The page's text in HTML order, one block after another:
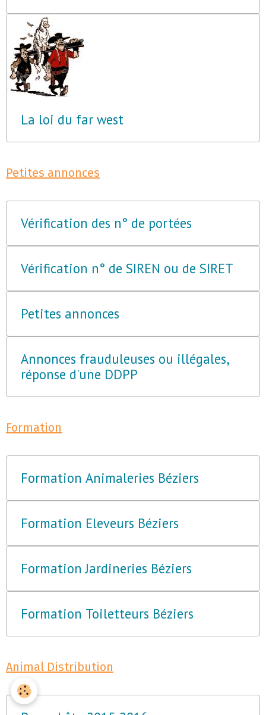
La loi du far west
Petites annonces
Vérification des n° de portées
Vérification n° de SIREN ou de SIRET
Petites annonces
Annonces frauduleuses ou illégales,
réponse d'une DDPP
Formation
Formation Animaleries Béziers
Formation Eleveurs Béziers
Formation Jardineries Béziers
Formation Toiletteurs Béziers
Animal Distribution